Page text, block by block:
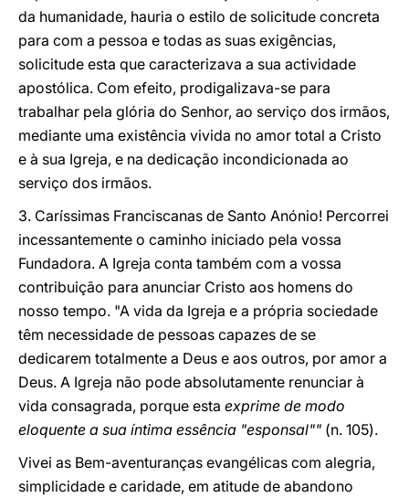
da humanidade, hauria o estilo de solicitude concreta
para com a pessoa e todas as suas exigências,
solicitude esta que caracterizava a sua actividade
apostólica. Com efeito, prodigalizava-se para
trabalhar pela glória do Senhor, ao serviço dos irmãos,
mediante uma existência vivida no amor total a Cristo
e à sua Igreja, e na dedicação incondicionada ao
serviço dos irmãos.
3. Caríssimas Franciscanas de Santo Anónio! Percorrei
incessantemente o caminho iniciado pela vossa
Fundadora. A Igreja conta também com a vossa
contribuição para anunciar Cristo aos homens do
nosso tempo. "A vida da Igreja e a própria sociedade
têm necessidade de pessoas capazes de se
dedicarem totalmente a Deus e aos outros, por amor a
Deus. A Igreja não pode absolutamente renunciar à
vida consagrada, porque esta exprime de modo
eloquente a sua íntima essência "esponsal"" (n. 105).
Vivei as Bem-aventuranças evangélicas com alegria,
simplicidade e caridade, em atitude de abandono